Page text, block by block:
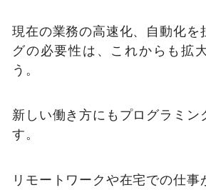
現在の業務の高速化、自動化を
グの必要性は、これからも拡
う。
新しい働き方にもプログラミン
す。
リモートワークや在宅での仕事